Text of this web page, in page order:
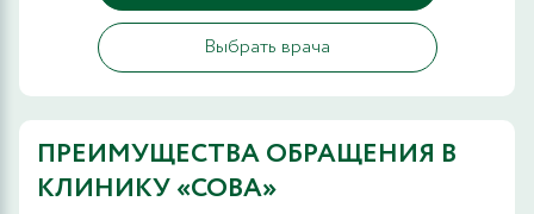
Выбрать врача
ПРЕИМУЩЕСТВА ОБРАЩЕНИЯ В
КЛИНИКУ «СОВА»